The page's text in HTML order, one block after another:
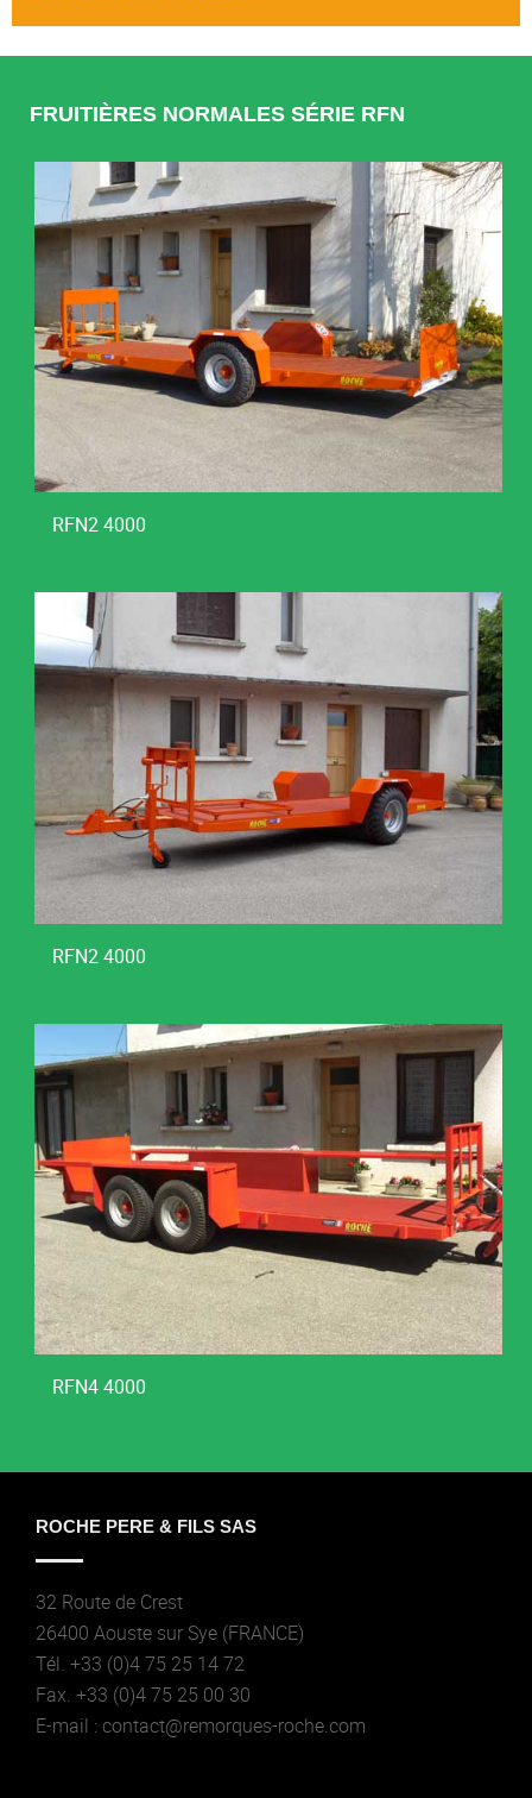
FRUITIÈRES NORMALES SÉRIE RFN
RFN2 4000
RFN2 4000
RFN4 4000
ROCHE PERE & FILS SAS
32 Route de Crest
26400 Aouste sur Sye (FRANCE)
Tél. +33 (0)4 75 25 14 72
Fax. +33 (0)4 75 25 00 30
E-mail : contact@remorques-roche.com